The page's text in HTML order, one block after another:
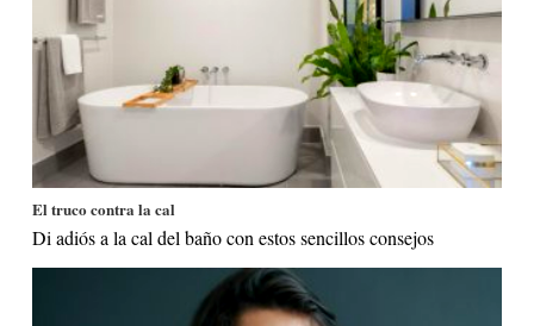
El truco contra la cal
Di adiós a la cal del baño con estos sencillos consejos